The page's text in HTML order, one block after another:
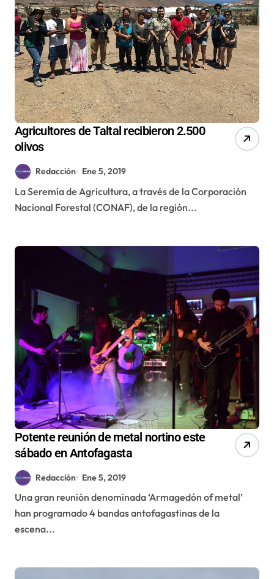
Agricultores de Taltal recibieron 2.500
olivos
Redacción Ene 5, 2019
La Seremía de Agricultura, a través de la Corporación
Nacional Forestal (CONAF), de la región...
Potente reunión de metal nortino este
sábado en Antofagasta
Redacción Ene 5, 2019
Una gran reunión denominada ‘Armagedón of metal’
han programado 4 bandas antofagastinas de la
escena...